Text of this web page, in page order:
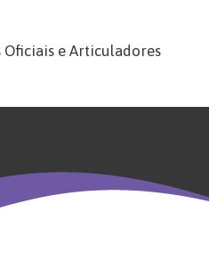
Oficiais e Articuladores